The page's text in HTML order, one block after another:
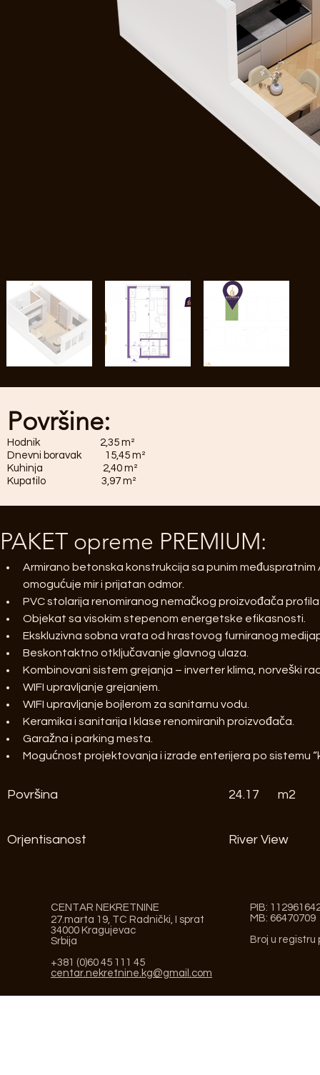
Površine:
Hodnik 2,35 m²
Dnevni boravak 15,45 m²
Kuhinja 2,40 m²
Kupatilo 3,97 m²
PAKET opreme PREMIUM:
Armirano betonska konstrukcija sa punim
omogućuje mir i prijatan odmor.
PVC stolarija renomiranog nemačkog proizvođača
Objekat sa visokim stepenom energetske efikasnosti.
Ekskluzivna sobna vrata od hrastovog furniranog
Beskontaktno otključavanje glavnog ulaza.
Kombinovani sistem grejanja – inverter klima, norveški
WIFI upravljanje grejanjem.
WIFI upravljanje bojlerom za sanitarnu vodu.
Keramika i sanitarija I klase renomiranih proizvođača.
Garažna i parking mesta.
Mogućnost projektovanja i izrade enterijera po sistemu
Površina 24.17 m2
Orjentisanost River View
CENTAR NEKRETNINE
27.marta 19, TC Radnički, I sprat
34000 Kragujevac
Srbija
+381 (0)60 45 111 45
centar.nekretnine.kg@gmail.com
PIB:
MB: 66470709
Broj u registru